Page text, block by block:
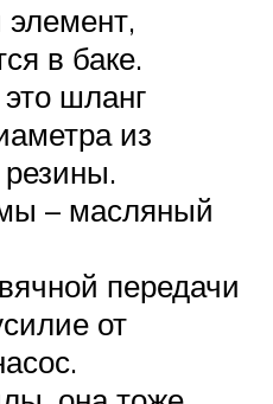
в баке.
шланг
из
– масляный
передачи
от